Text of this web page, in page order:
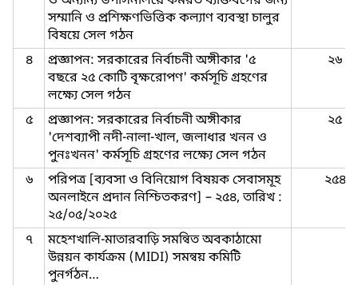
সম্মানি ও প্রশিক্ষণভিত্তিক কল্যাণ ব্যবস্থা চালুর
বিষয়ে সেল গঠন
৪
প্রজ্ঞাপন: সরকারের নির্বাচনী অঙ্গীকার '৫
বছরে ২৫ কোটি বৃক্ষরোপণ' কর্মসূচি গ্রহণের
লক্ষ্যে সেল গঠন
২৬
৫
প্রজ্ঞাপন: সরকারের নির্বাচনী অঙ্গীকার
'দেশব্যাপী নদী-নালা-খাল, জলাধার খনন ও
পুনঃখনন' কর্মসূচি গ্রহণের লক্ষ্যে সেল গঠন
২৫
৬
পরিপত্র [ব্যবসা ও বিনিয়োগ বিষয়ক সেবাসমূহ
অনলাইনে প্রদান নিশ্চিতকরণ] – ২৫৪, তারিখ :
২৫/০৫/২০২৫
২৫৪
৭
মহেশখালি-মাতারবাড়ি সমন্বিত অবকাঠামো
উন্নয়ন কার্যক্রম (MIDI) সমন্বয় কমিটি
পুনর্গঠন…